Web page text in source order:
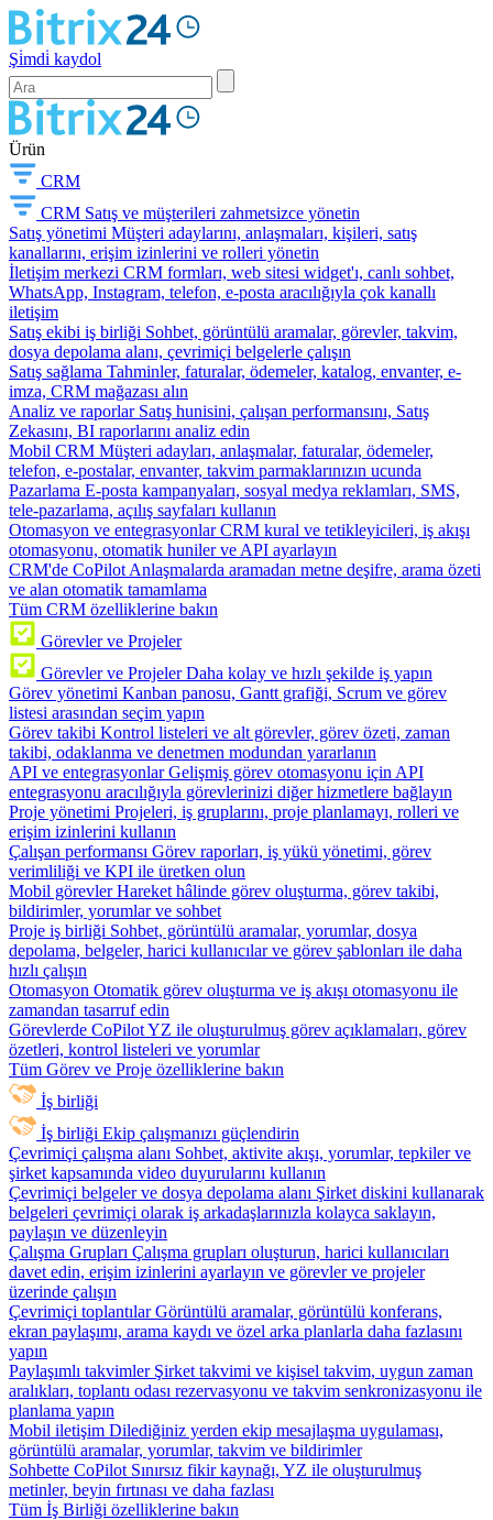
Şi̇mdi̇ kaydol
Ürün
CRM
CRM Satış ve müşterileri zahmetsizce yönetin
Satış yönetimi Müşteri adaylarını, anlaşmaları, kişileri, satış
kanallarını, erişim izinlerini ve rolleri yönetin
İletişim merkezi CRM formları, web sitesi widget'ı, canlı sohbet,
WhatsApp, Instagram, telefon, e-posta aracılığıyla çok kanallı
iletişim
Satış ekibi iş birliği Sohbet, görüntülü aramalar, görevler, takvim,
dosya depolama alanı, çevrimiçi belgelerle çalışın
Satış sağlama Tahminler, faturalar, ödemeler, katalog, envanter, e-
imza, CRM mağazası alın
Analiz ve raporlar Satış hunisini, çalışan performansını, Satış
Zekasını, BI raporlarını analiz edin
Mobil CRM Müşteri adayları, anlaşmalar, faturalar, ödemeler,
telefon, e-postalar, envanter, takvim parmaklarınızın ucunda
Pazarlama E-posta kampanyaları, sosyal medya reklamları, SMS,
tele-pazarlama, açılış sayfaları kullanın
Otomasyon ve entegrasyonlar CRM kural ve tetikleyicileri, iş akışı
otomasyonu, otomatik huniler ve API ayarlayın
CRM'de CoPilot Anlaşmalarda aramadan metne deşifre, arama özeti
ve alan otomatik tamamlama
Tüm CRM özelliklerine bakın
Görevler ve Projeler
Görevler ve Projeler Daha kolay ve hızlı şekilde iş yapın
Görev yönetimi Kanban panosu, Gantt grafiği, Scrum ve görev
listesi arasından seçim yapın
Görev takibi Kontrol listeleri ve alt görevler, görev özeti, zaman
takibi, odaklanma ve denetmen modundan yararlanın
API ve entegrasyonlar Gelişmiş görev otomasyonu için API
entegrasyonu aracılığıyla görevlerinizi diğer hizmetlere bağlayın
Proje yönetimi Projeleri, iş gruplarını, proje planlamayı, rolleri ve
erişim izinlerini kullanın
Çalışan performansı Görev raporları, iş yükü yönetimi, görev
verimliliği ve KPI ile üretken olun
Mobil görevler Hareket hâlinde görev oluşturma, görev takibi,
bildirimler, yorumlar ve sohbet
Proje iş birliği Sohbet, görüntülü aramalar, yorumlar, dosya
depolama, belgeler, harici kullanıcılar ve görev şablonları ile daha
hızlı çalışın
Otomasyon Otomatik görev oluşturma ve iş akışı otomasyonu ile
zamandan tasarruf edin
Görevlerde CoPilotYZ ile oluşturulmuş görev açıklamaları, görev
özetleri, kontrol listeleri ve yorumlar
Tüm Görev ve Proje özelliklerine bakın
İş birliği
İş birliği Ekip çalışmanızı güçlendirin
Çevrimiçi çalışma alanı Sohbet, aktivite akışı, yorumlar, tepkiler ve
şirket kapsamında video duyurularını kullanın
Çevrimiçi belgeler ve dosya depolama alanı Şirket diskini kullanarak
belgeleri çevrimiçi olarak iş arkadaşlarınızla kolayca saklayın,
paylaşın ve düzenleyin
Çalışma Grupları Çalışma grupları oluşturun, harici kullanıcıları
davet edin, erişim izinlerini ayarlayın ve görevler ve projeler
üzerinde çalışın
Çevrimiçi toplantılar Görüntülü aramalar, görüntülü konferans,
ekran paylaşımı, arama kaydı ve özel arka planlarla daha fazlasını
yapın
Paylaşımlı takvimler Şirket takvimi ve kişisel takvim, uygun zaman
aralıkları, toplantı odası rezervasyonu ve takvim senkronizasyonu ile
planlama yapın
Mobil iletişim Dilediğiniz yerden ekip mesajlaşma uygulaması,
görüntülü aramalar, yorumlar, takvim ve bildirimler
Sohbette CoPilot Sınırsız fikir kaynağı, YZ ile oluşturulmuş
metinler, beyin fırtınası ve daha fazlası
Tüm İş Birliği özelliklerine bakın